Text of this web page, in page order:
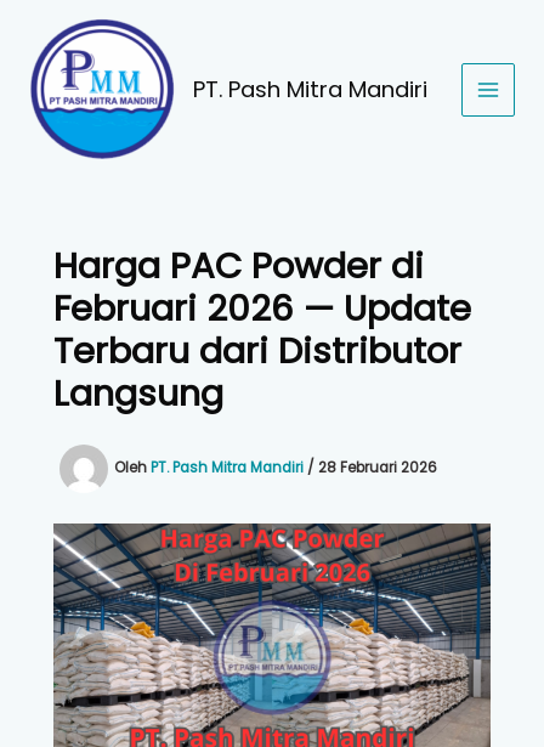
konten
PT. Pash Mitra Mandiri
Harga PAC Powder di
Februari 2026 — Update
Terbaru dari Distributor
Langsung
OlehPT. Pash Mitra Mandiri / 28 Februari 2026